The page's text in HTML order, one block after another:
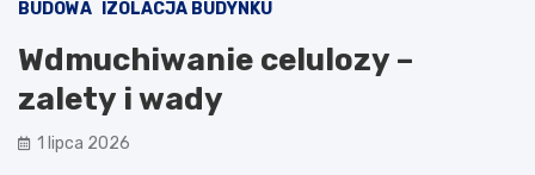
BUDOWA IZOLACJA BUDYNKU
Wdmuchiwanie celulozy –
zalety i wady
1 lipca 2026